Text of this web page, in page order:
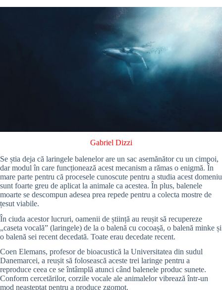
Gabriel Dizzi
Se știa deja că laringele balenelor are un sac asemănător cu un cimpoi,
dar modul în care funcționează acest mecanism a rămas o enigmă. În
mare parte pentru că procesele cunoscute pentru a studia acest domeniu
sunt foarte greu de aplicat la animale ca acestea. În plus, balenele
moarte se descompun adesea prea repede pentru a colecta mostre de
țesut viabile.
În ciuda acestor lucruri, oamenii de știință au reușit să recupereze
„caseta vocală” (laringele) de la o balenă cu cocoașă, o balenă minke și
o balenă sei recent decedată. Toate erau decedate recent.
Coen Elemans, profesor de bioacustică la Universitatea din sudul
Danemarcei, a reușit să folosească aceste trei laringe pentru a
reproduce ceea ce se întâmplă atunci când balenele produc sunete.
Conform cercetărilor, corzile vocale ale animalelor vibrează într-un
mod neașteptat pentru a produce zgomot.